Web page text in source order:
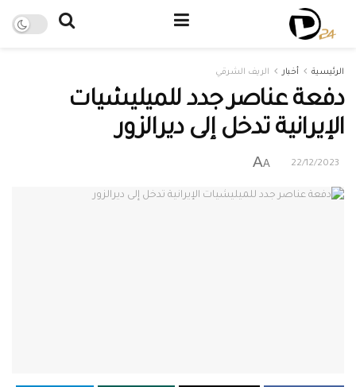
الرئيسية أخبار الريف الشرقي
دفعة عناصر جدد للميليشيات
الإيرانية تدخل إلى ديرالزور
22/12/2023
A
A